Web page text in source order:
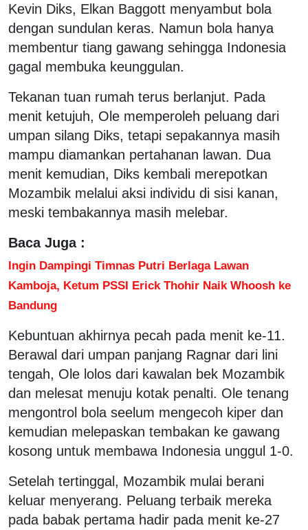
Kevin Diks, Elkan Baggott menyambut bola
dengan sundulan keras. Namun bola hanya
membentur tiang gawang sehingga Indonesia
gagal membuka keunggulan.
Tekanan tuan rumah terus berlanjut. Pada
menit ketujuh, Ole memperoleh peluang dari
umpan silang Diks, tetapi sepakannya masih
mampu diamankan pertahanan lawan. Dua
menit kemudian, Diks kembali merepotkan
Mozambik melalui aksi individu di sisi kanan,
meski tembakannya masih melebar.
Baca Juga :
Ingin Dampingi Timnas Putri Berlaga Lawan
Kamboja, Ketum PSSI Erick Thohir Naik Whoosh ke
Bandung
Kebuntuan akhirnya pecah pada menit ke-11.
Berawal dari umpan panjang Ragnar dari lini
tengah, Ole lolos dari kawalan bek Mozambik
dan melesat menuju kotak penalti. Ole tenang
mengontrol bola seelum mengecoh kiper dan
kemudian melepaskan tembakan ke gawang
kosong untuk membawa Indonesia unggul 1-0.
Setelah tertinggal, Mozambik mulai berani
keluar menyerang. Peluang terbaik mereka
pada babak pertama hadir pada menit ke-27